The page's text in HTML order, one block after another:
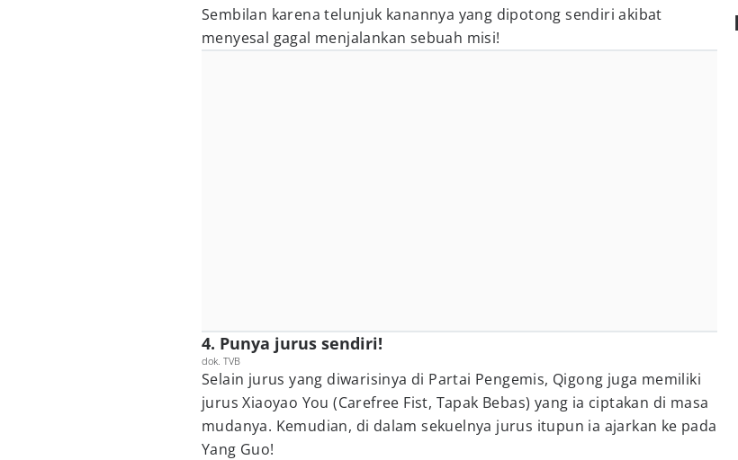
Sembilan karena telunjuk kanannya yang dipotong sendiri akibat
menyesal gagal menjalankan sebuah misi!
4. Punya jurus sendiri!
dok. TVB
Selain jurus yang diwarisinya di Partai Pengemis, Qigong juga memiliki
jurus Xiaoyao You (Carefree Fist, Tapak Bebas) yang ia ciptakan di masa
mudanya. Kemudian, di dalam sekuelnya jurus itupun ia ajarkan ke pada
Yang Guo!